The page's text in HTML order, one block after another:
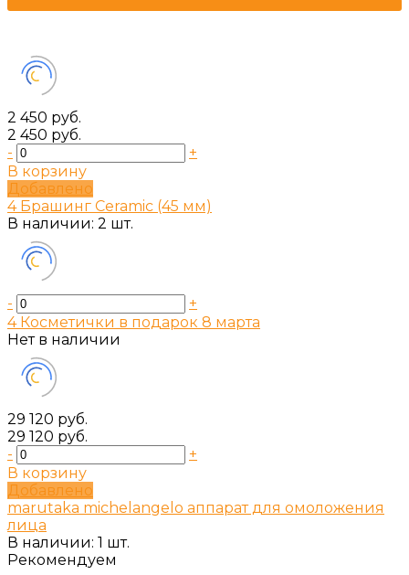
2 450 руб.
2 450 руб.
-
+
В корзину
Добавлено
4 Брашинг Ceramic (45 мм)
В наличии: 2 шт.
-
+
4 Косметички в подарок 8 марта
Нет в наличии
29 120 руб.
29 120 руб.
-
+
В корзину
Добавлено
marutaka michelangelo аппарат для омоложения
лица
В наличии: 1 шт.
Рекомендуем